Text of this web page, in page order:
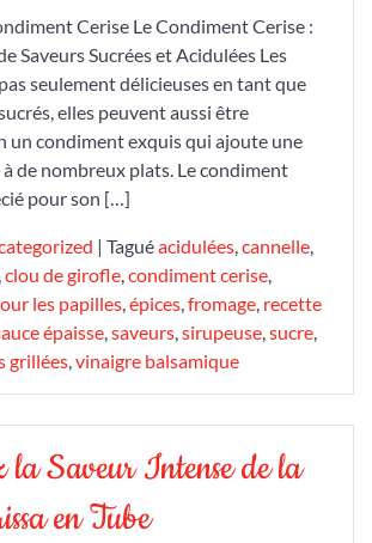
Cerise Le Condiment Cerise :
Saveurs Sucrées et Acidulées Les
seulement délicieuses en tant que
elles peuvent aussi être
un condiment exquis qui ajoute une
de nombreux plats. Le condiment
pour son […]
| Taguéacidulées cannelle
clou de girofle condiment cerise
les papilles épices fromage recette
épaisse saveurs sirupeuse sucre
grillées vinaigre balsamique
la Saveur Intense de la
en Tube